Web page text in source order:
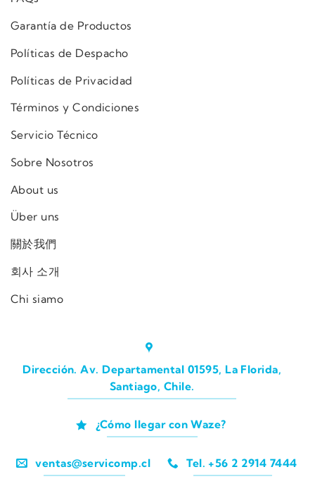
Garantía de Productos
Políticas de Despacho
Políticas de Privacidad
Términos y Condiciones
Servicio Técnico
Sobre Nosotros
About us
Über uns
關於我們
회사 소개
Chi siamo
Dirección. Av. Departamental 01595, La Florida,
Santiago, Chile.
¿Cómo llegar con Waze?
ventas@servicomp.cl Tel. +56 2 2914 7444